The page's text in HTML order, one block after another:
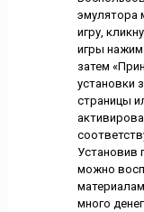
эмулятора
игру,
игры
затем
установки
страницы
Установив
можно
много